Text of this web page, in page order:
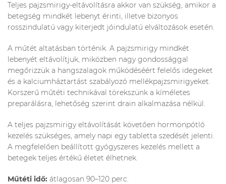
Teljes pajzsmirigy-eltávolításra akkor van szükség, amikor a
betegség mindkét lebenyt érinti, illetve bizonyos
rosszindulatú vagy kiterjedt jóindulatú elváltozások esetén.
A műtét altatásban történik. A pajzsmirigy mindkét
lebenyét eltávolítjuk, miközben nagy gondossággal
megőrizzük a hangszalagok működéséért felelős idegeket
és a kalciumháztartást szabályozó mellékpajzsmirigyeket.
Korszerű műtéti technikával törekszünk a kíméletes
preparálásra, lehetőség szerint drain alkalmazása nélkül.
A teljes pajzsmirigy eltávolítását követően hormonpótló
kezelés szükséges, amely napi egy tabletta szedését jelenti.
A megfelelően beállított gyógyszeres kezelés mellett a
betegek teljes értékű életet élhetnek.
Műtéti idő: átlagosan 90–120 perc.